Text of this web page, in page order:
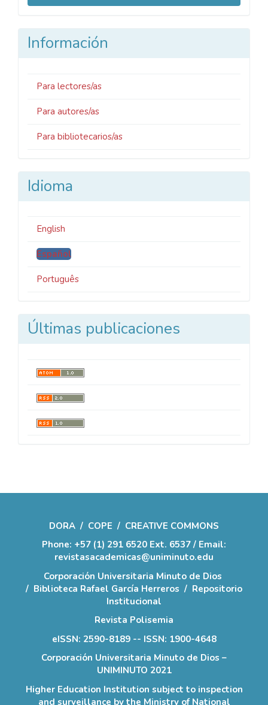
artículo
Información
Para lectores/as
Para autores/as
Para bibliotecarios/as
Idioma
English
Español
Português
Últimas publicaciones
DORA / COPE / CREATIVE COMMONS
Phone: +57 (1) 291 6520 Ext. 6537 / Email:
revistasacademicas@uniminuto.edu
Corporación Universitaria Minuto de Dios
/ Biblioteca Rafael García Herreros / Repositorio
Institucional
Revista Polisemia
eISSN: 2590-8189 -- ISSN: 1900-4648
Corporación Universitaria Minuto de Dios –
UNIMINUTO 2021
Higher Education Institution subject to inspection
and surveillance by the Ministry of National